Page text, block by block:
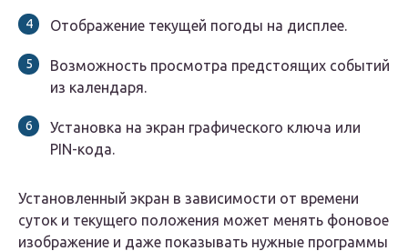
Отображение текущей погоды на дисплее.
Возможность просмотра предстоящих событий
из календаря.
Установка на экран графического ключа или
PIN-кода.
Установленный экран в зависимости от времени
суток и текущего положения может менять фоновое
изображение и даже показывать нужные программы